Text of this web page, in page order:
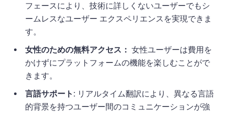
フェースにより、技術に詳しくないユーザーでもシ
ームレスなユーザー エクスペリエンスを実現できま
す。
女性のための無料アクセス： 女性ユーザーは費用を
かけずにプラットフォームの機能を楽しむことがで
きます。
言語サポート: リアルタイム翻訳により、異なる言語
的背景を持つユーザー間のコミュニケーションが強